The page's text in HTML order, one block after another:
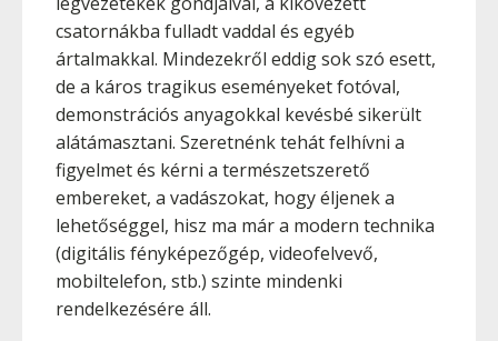
csatornákba fulladt vaddal és egyéb
ártalmakkal. Mindezekről eddig sok szó esett,
de a káros tragikus eseményeket fotóval,
demonstrációs anyagokkal kevésbé sikerült
alátámasztani. Szeretnénk tehát felhívni a
figyelmet és kérni a természetszerető
embereket, a vadászokat, hogy éljenek a
lehetőséggel, hisz ma már a modern technika
(digitális fényképezőgép, videofelvevő,
mobiltelefon, stb.) szinte mindenki
rendelkezésére áll.